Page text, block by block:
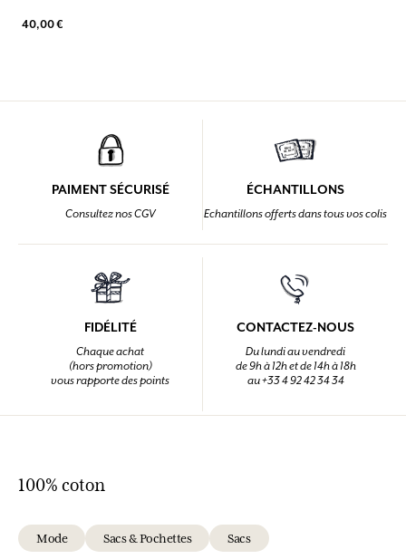
40,00 €
PAIMENT SÉCURISÉ
Consultez nos CGV
ÉCHANTILLONS
Echantillons offerts dans tous vos colis
FIDÉLITÉ
Chaque achat
(hors promotion)
vous rapporte des points
CONTACTEZ-NOUS
Du lundi au vendredi
de 9h à 12h et de 14h à 18h
au +33 4 92 42 34 34
100% coton
Mode Sacs & Pochettes Sacs